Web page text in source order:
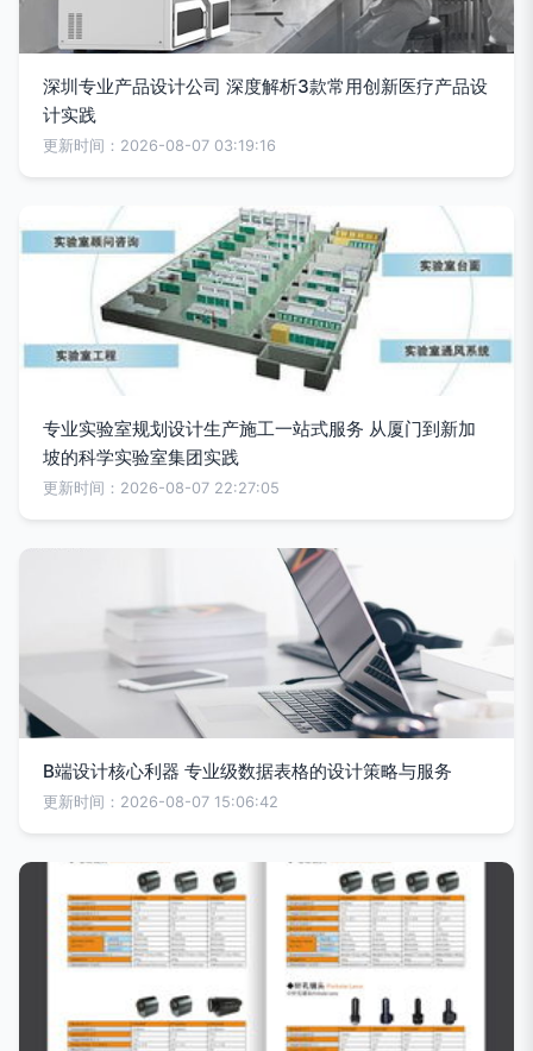
深圳专业产品设计公司 深度解析3款常用创新医疗产品设
计实践
更新时间：2026-08-07 03:19:16
专业实验室规划设计生产施工一站式服务 从厦门到新加
坡的科学实验室集团实践
更新时间：2026-08-07 22:27:05
B端设计核心利器 专业级数据表格的设计策略与服务
更新时间：2026-08-07 15:06:42